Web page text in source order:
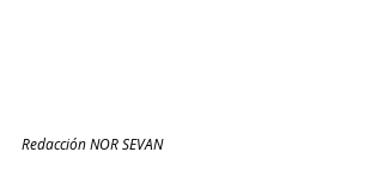
Redacción NOR SEVAN